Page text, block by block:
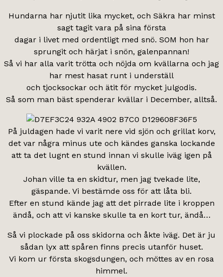
Hundarna har njutit lika mycket, och Säkra har minst
sagt tagit vara på sina första
dagar i livet med ordentligt med snö. SOM hon har
sprungit och härjat i snön, galenpannan!
Så vi har alla varit trötta och nöjda om kvällarna och jag
har mest hasat runt i underställ
och tjocksockar och ätit för mycket julgodis.
Så som man bäst spenderar kvällar i December, alltså.
På juldagen hade vi varit nere vid sjön och grillat korv,
det var några minus ute och kändes ganska lockande
att ta det lugnt en stund innan vi skulle iväg igen på
kvällen.
Johan ville ta en skidtur, men jag tvekade lite,
gäspande. Vi bestämde oss för att låta bli.
Efter en stund kände jag att det pirrade lite i kroppen
ändå, och att vi kanske skulle ta en kort tur, ändå…
Så vi plockade på oss skidorna och åkte iväg. Det är ju
sådan lyx att spåren finns precis utanför huset.
Vi kom ur första skogsdungen, och möttes av en rosa
himmel.